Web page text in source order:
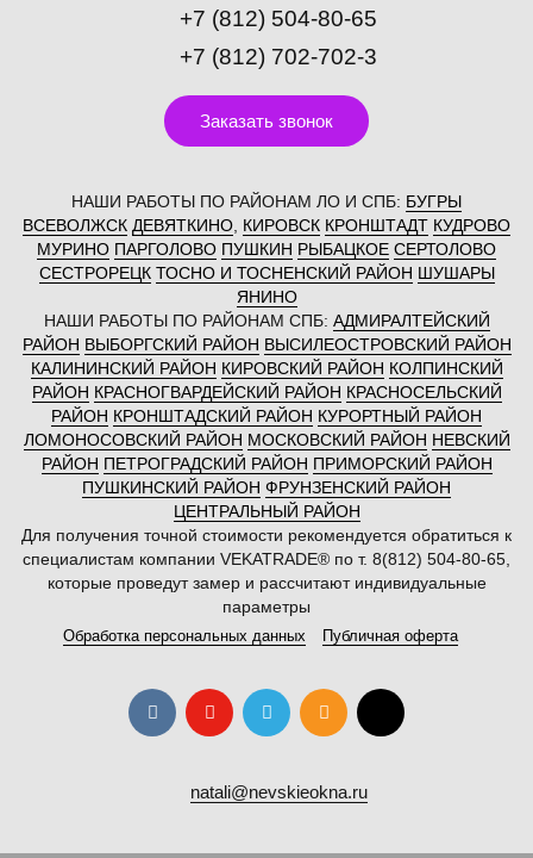
+7 (812) 504-80-65
+7 (812) 702-702-3
Заказать звонок
НАШИ РАБОТЫ ПО РАЙОНАМ ЛО И СПБ: БУГРЫ
ВСЕВОЛЖСК ДЕВЯТКИНО КИРОВСК КРОНШТАДТ КУДРОВО
МУРИНО ПАРГОЛОВО ПУШКИН РЫБАЦКОЕ СЕРТОЛОВО
СЕСТРОРЕЦК ТОСНО И ТОСНЕНСКИЙ РАЙОН ШУШАРЫ
ЯНИНО
НАШИ РАБОТЫ ПО РАЙОНАМ СПБ: АДМИРАЛТЕЙСКИЙ
РАЙОН ВЫБОРГСКИЙ РАЙОН ВЫСИЛЕОСТРОВСКИЙ РАЙОН
КАЛИНИНСКИЙ РАЙОН КИРОВСКИЙ РАЙОН КОЛПИНСКИЙ
РАЙОН КРАСНОГВАРДЕЙСКИЙ РАЙОН КРАСНОСЕЛЬСКИЙ
РАЙОН КРОНШТАДСКИЙ РАЙОН КУРОРТНЫЙ РАЙОН
ЛОМОНОСОВСКИЙ РАЙОН МОСКОВСКИЙ РАЙОН НЕВСКИЙ
РАЙОН ПЕТРОГРАДСКИЙ РАЙОН ПРИМОРСКИЙ РАЙОН
ПУШКИНСКИЙ РАЙОН ФРУНЗЕНСКИЙ РАЙОН
ЦЕНТРАЛЬНЫЙ РАЙОН
Для получения точной стоимости рекомендуется обратиться к
специалистам компании VEKATRADE® по т. 8(812) 504-80-65,
которые проведут замер и рассчитают индивидуальные
параметры
Обработка персональных данных Публичная оферта
natali@nevskieokna.ru